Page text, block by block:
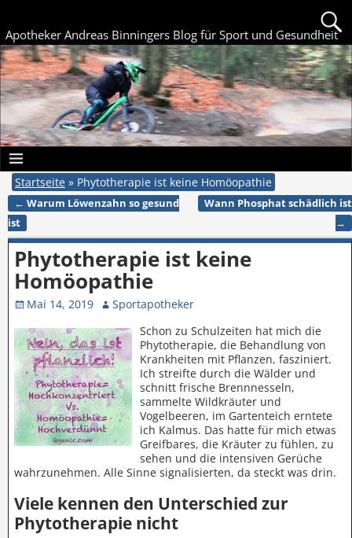
Apotheker Andreas Binningers Blog für Sport und Gesundheit
Startseite » Phytotherapie ist keine Homöopathie
Artikelnavigation
← Warum Löwenzahn so gesund
ist
Wann Phosphat schädlich ist
→
Phytotherapie ist keine
Homöopathie
Mai 14, 2019
Sportapotheker
Schon zu Schulzeiten hat mich die
Phytotherapie, die Behandlung von
Krankheiten mit Pflanzen, fasziniert.
Ich streifte durch die Wälder und
schnitt frische Brennnesseln,
sammelte Wildkräuter und
Vogelbeeren, im Gartenteich erntete
ich Kalmus. Das hatte für mich etwas
Greifbares, die Kräuter zu fühlen, zu
sehen und die intensiven Gerüche
wahrzunehmen. Alle Sinne signalisierten, da steckt was drin.
Viele kennen den Unterschied zur
Phytotherapie nicht